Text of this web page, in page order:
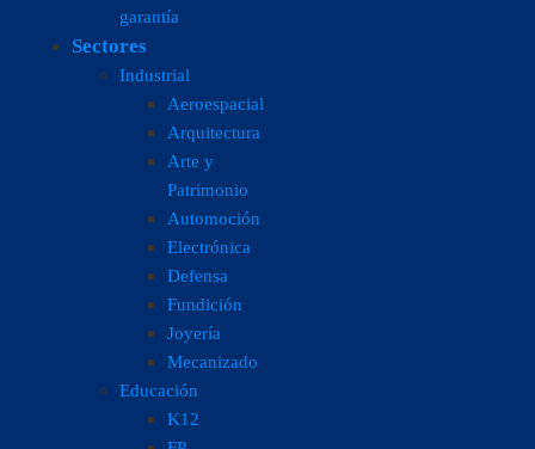
garantía
Sectores
Industrial
Aeroespacial
Arquitectura
Arte y
Patrimonio
Automoción
Electrónica
Defensa
Fundición
Joyería
Mecanizado
Educación
K12